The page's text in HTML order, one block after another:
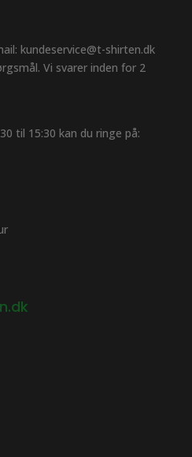
kundeservice@t-shirten.dk
Vi svarer inden for 2
til 15:30 kan du ringe på: